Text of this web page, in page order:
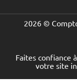
2026 ©
Faites confiance à
votre site